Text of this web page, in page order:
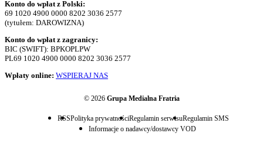
Konto do wpłat z Polski:
69 1020 4900 0000 8202 3036 2577
(tytułem: DAROWIZNA)
Konto do wpłat z zagranicy:
BIC (SWIFT): BPKOPLPW
PL69 1020 4900 0000 8202 3036 2577
Wpłaty online: WSPIERAJ NAS
© 2026 Grupa Medialna Fratria
RSSPolityka prywatnościRegulamin serwisuRegulamin SMS
Informacje o nadawcy/dostawcy VOD